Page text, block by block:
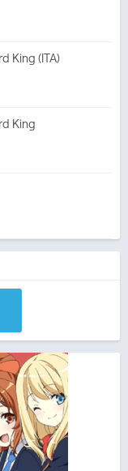
King (ITA)
King